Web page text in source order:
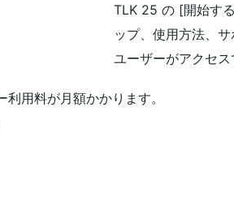
TLK 25 の [開始す
ップ、使用方法、
ユーザーがアクセス
用料が月額かかります。